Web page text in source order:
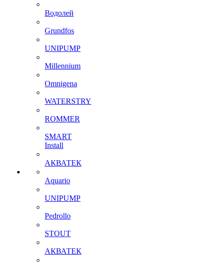
Водолей
Grundfos
UNIPUMP
Millennium
Omnigena
WATERSTRY
ROMMER
SMART
Install
АКВАТЕК
Aquario
UNIPUMP
Pedrollo
STOUT
АКВАТЕК